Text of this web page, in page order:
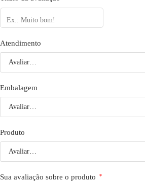
Atendimento
Embalagem
Produto
Sua avaliação sobre o produto *